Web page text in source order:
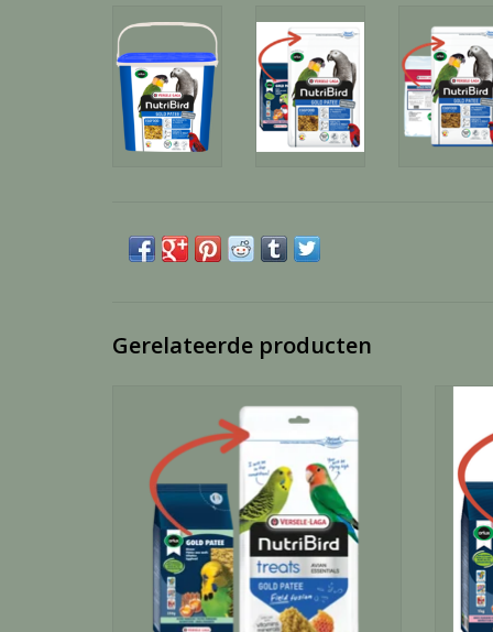
Gerelateerde producten
TOEVOEGEN AAN WINKELWAGEN